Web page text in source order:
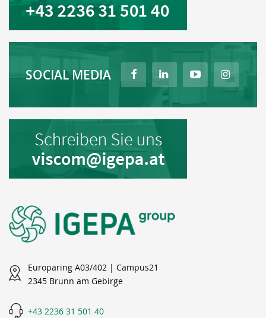
SOCIAL MEDIA
Europaring A03/402 | Campus21
2345 Brunn am Gebirge
+43 2236 31 501 40